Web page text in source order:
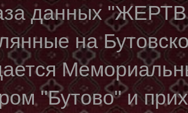
данных
на
"Бутово" и